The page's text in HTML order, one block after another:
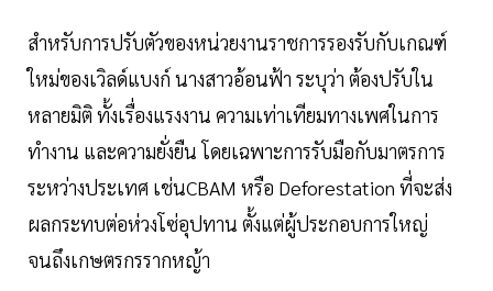
สำหรับการปรับตัวของหน่วยงานราชการรองรับกับเกณฑ์
ใหม่ของเวิลด์แบงก์ นางสาวอ้อนฟ้า ระบุว่า ต้องปรับใน
หลายมิติ ทั้งเรื่องแรงงาน ความเท่าเทียมทางเพศในการ
ทำงาน และความยั่งยืน โดยเฉพาะการรับมือกับมาตรการ
ระหว่างประเทศ เช่นCBAM หรือ Deforestation ที่จะส่ง
ผลกระทบต่อห่วงโซ่อุปทาน ตั้งแต่ผู้ประกอบการใหญ่
จนถึงเกษตรกรรากหญ้า